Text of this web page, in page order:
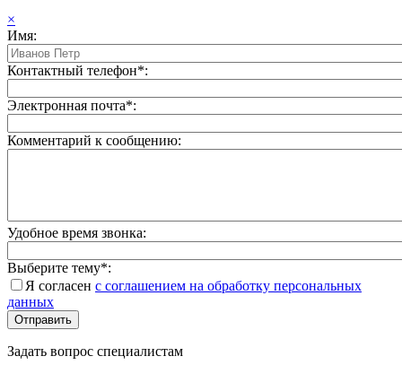
×
Имя:
Контактный телефон*:
Электронная почта*:
Комментарий к сообщению:
Удобное время звонка:
Выберите тему*:
Я согласен с соглашением на обработку персональных
данных
Задать вопрос специалистам